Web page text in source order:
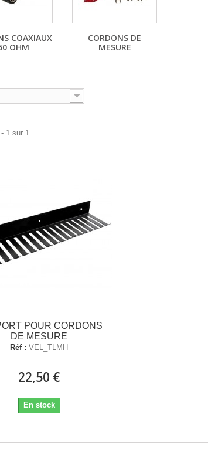
COAXIAUX
OHM
CORDONS DE
MESURE
1 sur 1.
POUR CORDONS
DE MESURE
Réf : VEL_TLMH
22,50 €
En stock